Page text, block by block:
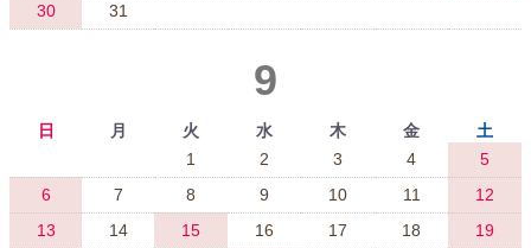
30
31
9
日 月 火 水 木 金
土
1
2 3 4
5
6
7 8 9 10 11
12
13
14 15 16 17 18
19